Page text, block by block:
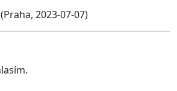
(Praha, 2023-07-07)